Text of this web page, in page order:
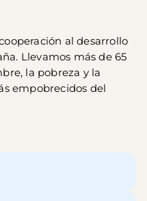
al desarrollo
Llevamos más de 65
la pobreza y la
empobrecidos del